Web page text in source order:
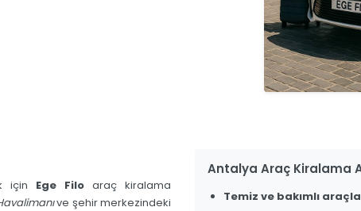
için Ege Filo araç kiralama
ve şehir merkezindeki
Antalya Araç Kiralama
Temiz ve bakımlı